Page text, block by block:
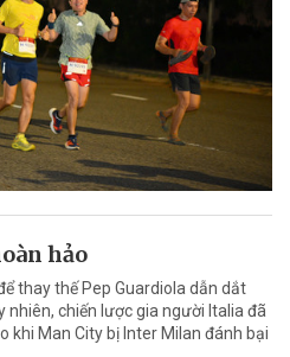
hảo
thay thế Pep Guardiola dẫn dắt
nhiên, chiến lược gia người Italia đã
khi Man City bị Inter Milan đánh bại